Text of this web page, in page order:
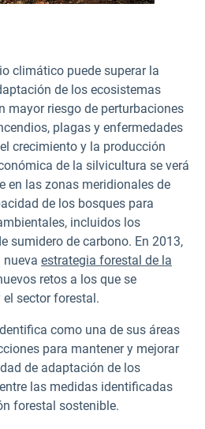
climático puede superar la
de los ecosistemas
mayor riesgo de perturbaciones
plagas y enfermedades
crecimiento y la producción
de la silvicultura se verá
en las zonas meridionales de
de los bosques para
incluidos los
sumidero de carbono. En 2013,
nueva estrategia forestal de la
retos a los que se
sector forestal.
como una de sus áreas
para mantener y mejorar
de adaptación de los
las medidas identificadas
forestal sostenible.